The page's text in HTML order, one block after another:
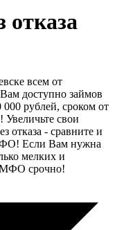
отказа
всем от
доступно займов
рублей, сроком от
Увеличьте свои
отказа - сравните и
Если Вам нужна
мелких и
МФО срочно!